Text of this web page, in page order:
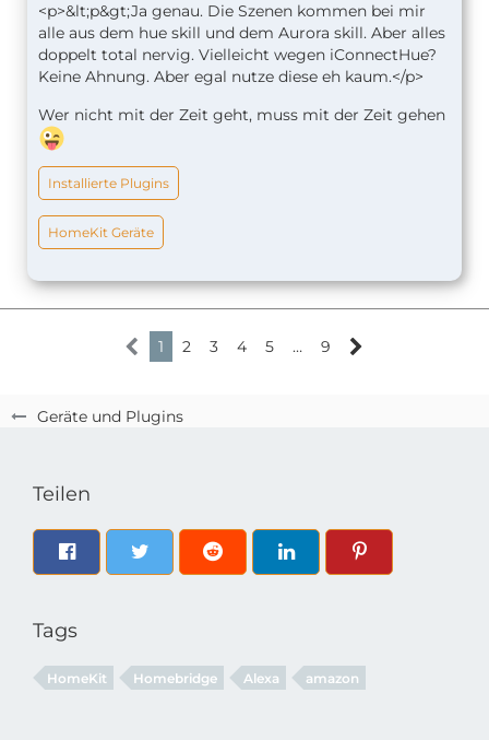
Geräte und Plugins
<p>&lt;p&gt;Ja genau. Die Szenen kommen bei mir
alle aus dem hue skill und dem Aurora skill. Aber alles
doppelt total nervig. Vielleicht wegen iConnectHue?
Keine Ahnung. Aber egal nutze diese eh kaum.</p>
Wer nicht mit der Zeit geht, muss mit der Zeit gehen
Installierte Plugins
HomeKit Geräte
1 2 3 4 5 … 9
Teilen
Tags
HomeKit Homebridge Alexa amazon